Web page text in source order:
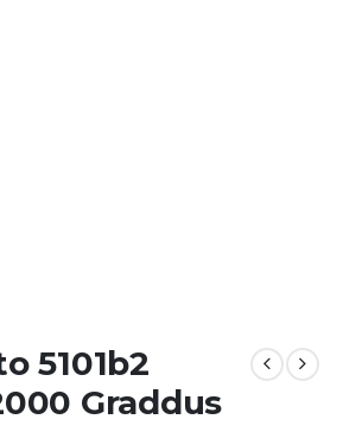
5101b2
Graddus